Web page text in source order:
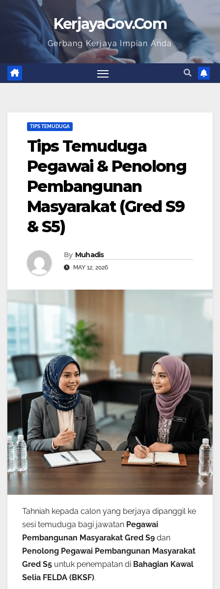
KerjayaGov.Com
Gerbang Kerjaya Impian Anda
TIPS TEMUDUGA
Tips Temuduga
Pegawai & Penolong
Pembangunan
Masyarakat (Gred S9
& S5)
By Muhadis
MAY 12, 2026
Tahniah kepada calon yang berjaya dipanggil ke
sesi temuduga bagi jawatan Pegawai
Pembangunan Masyarakat Gred S9 dan
Penolong Pegawai Pembangunan Masyarakat
Gred S5 untuk penempatan di Bahagian Kawal
Selia FELDA (BKSF).